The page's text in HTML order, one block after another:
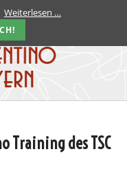
Training des TSC
Weiterlesen …